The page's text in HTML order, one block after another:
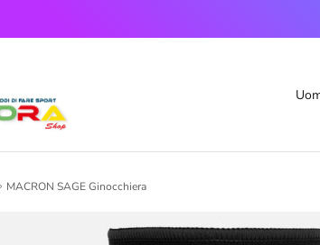
MACRON SAGE Ginocchiera